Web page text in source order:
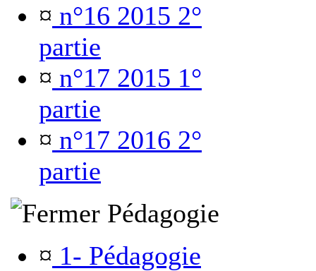
¤ n°16 2015 2°
partie
¤ n°17 2015 1°
partie
¤ n°17 2016 2°
partie
Pédagogie
¤ 1- Pédagogie